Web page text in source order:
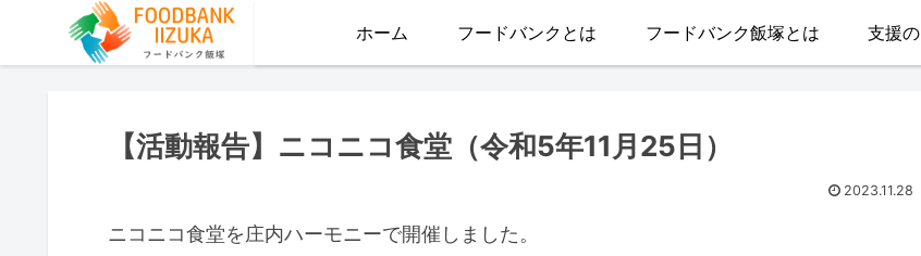
ホーム フードバンクとは フードバンク飯塚とは 支援
【活動報告】ニコニコ食堂（令和5年11月25日）
2023.11.28
ニコニコ食堂を庄内ハーモニーで開催しました。